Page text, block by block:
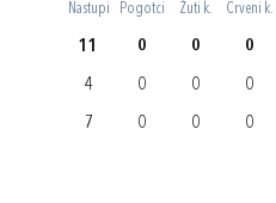
Nastupi Pogotci Žuti k. Crveni k.
11 0 0 0
4 0 0 0
7 0 0 0